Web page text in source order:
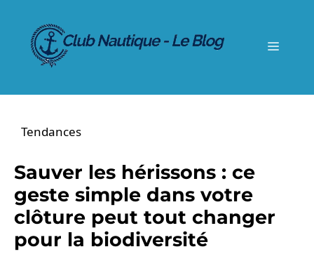
contenu
Menu
Tendances
Sauver les hérissons : ce
geste simple dans votre
clôture peut tout changer
pour la biodiversité